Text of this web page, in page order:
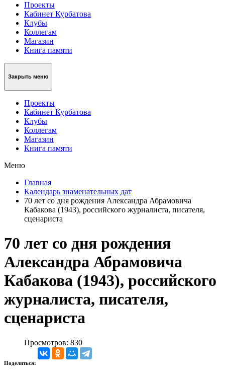
Проекты
Кабинет Курбатова
Клубы
Коллегам
Магазин
Книга памяти
Закрыть меню
Проекты
Кабинет Курбатова
Клубы
Коллегам
Магазин
Книга памяти
Меню
Главная
Календарь знаменательных дат
70 лет со дня рождения Александра Абрамовича
Кабакова (1943), российского журналиста, писателя,
сценариста
70 лет со дня рождения
Александра Абрамовича
Кабакова (1943), российского
журналиста, писателя,
сценариста
Просмотров: 830
Поделиться: